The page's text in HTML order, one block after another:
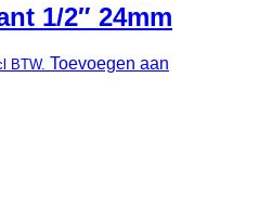
1/2″ 24mm
BTW. Toevoegen aan